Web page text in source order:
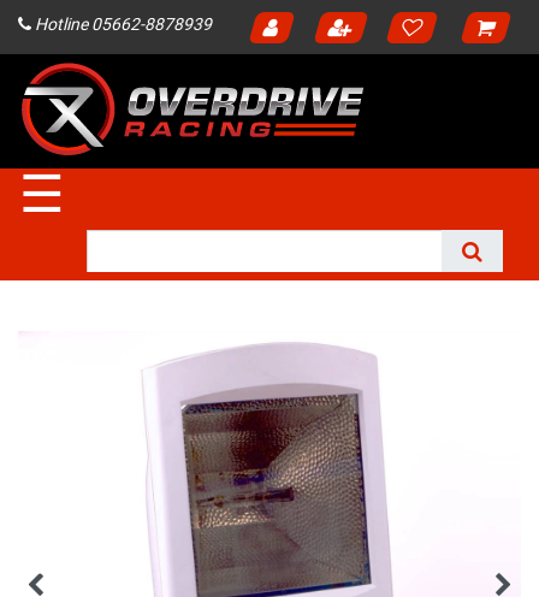
Hotline 05662-8878939
☰